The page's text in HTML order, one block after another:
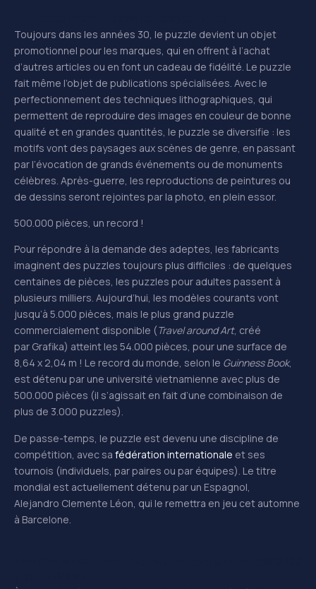
Toujours dans les années 30, le puzzle devient un objet
promotionnel pour les marques, qui en offrent à l’achat
d’autres articles ou en font un cadeau de fidélité. Le puzzle
fait même l’objet de publications spécialisées. Avec le
perfectionnement des techniques lithographiques, qui
permettent de reproduire des images en couleur de bonne
qualité et en grandes quantités, le puzzle se diversifie : les
motifs vont des paysages aux scènes de genre, en passant
par l’évocation de grands événements ou de monuments
célèbres. Après-guerre, les reproductions de peintures ou
de dessins seront rejointes par la photo, en plein essor.
500.000 pièces, un record !
Pour répondre à la demande des adeptes, les fabricants
imaginent des puzzles toujours plus difficiles : de quelques
centaines de pièces, les puzzles pour adultes passent à
plusieurs milliers. Aujourd’hui, les modèles courants vont
jusqu’à 5.000 pièces, mais le plus grand puzzle
commercialement disponible (Travel aroundArt, créé
par Grafika) atteint les 54.000 pièces, pour une surface de
8,64 x 2,04 m ! Le record du monde, selon le GuinnessBook,
est détenu par une université vietnamienne avec plus de
500.000 pièces (il s’agissait en fait d’une combinaison de
plus de 3.000 puzzles).
De passe-temps, le puzzle est devenu une discipline de
compétition, avec sa fédération internationale et ses
tournois (individuels, par paires ou par équipes). Le titre
mondial est actuellement détenu par un Espagnol,
Alejandro Clemente Léon, qui le remettra en jeu cet automne
à Barcelone.